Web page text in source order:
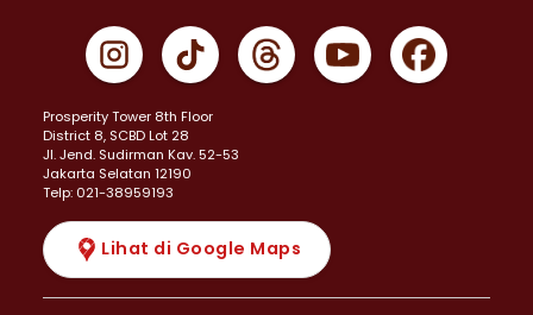
Prosperity Tower 8th Floor
District 8, SCBD Lot 28
JI. Jend. Sudirman Kav. 52-53
Jakarta Selatan 12190
Telp: 021-38959193
Lihat di Google Maps